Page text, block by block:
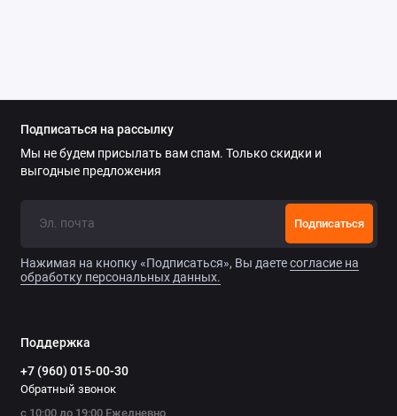
Подписаться на рассылку
Мы не будем присылать вам спам. Только скидки и
выгодные предложения
Подписаться
Нажимая на кнопку «Подписаться», Вы даетесогласие на
обработку персональных данных.
Поддержка
+7 (960) 015-00-30
Обратный звонок
с 10:00 до 19:00 Ежедневно